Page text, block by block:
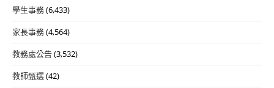
學生事務(6,433)
家長事務(4,564)
教務處公告(3,532)
教師甄選(42)